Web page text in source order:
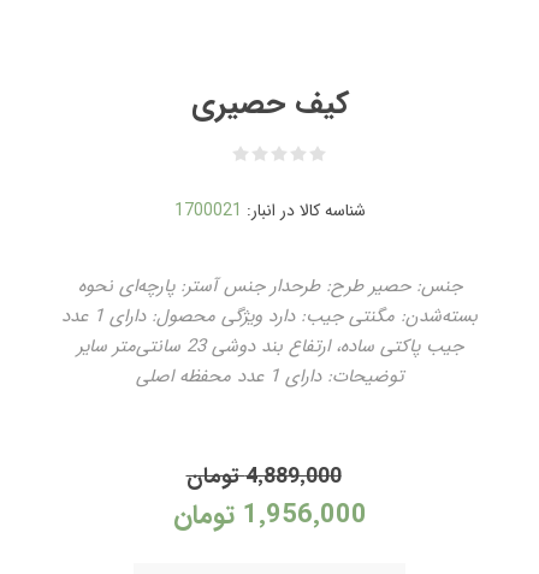
کیف حصیری
شناسه کالا در انبار: 1700021
جنس: حصیر طرح: طرحدار جنس آستر: پارچه‌ای نحوه
بسته‌شدن: مگنتی جیب: دارد ویژگی محصول: دارای 1 عدد
جیب پاکتی ساده، ارتفاع بند دوشی 23 سانتی‌متر سایر
توضیحات: دارای 1 عدد محفظه اصلی
4٬889٬000 تومان
1٬956٬000 تومان